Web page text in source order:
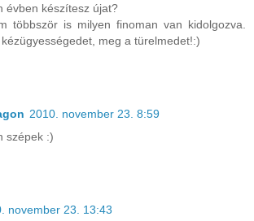
évben készítesz újat?
többször is milyen finoman van kidolgozva.
meg a türelmedet!:)
2010. november 23. 8:59
szépek :)
november 23. 13:43